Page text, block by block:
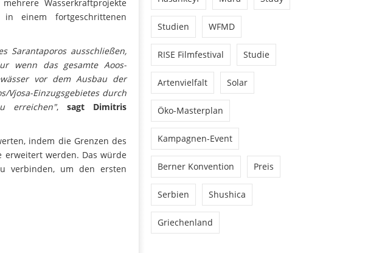
Wasserkraftprojekte
einem fortgeschrittenen
Sarantaporos ausschließen,
wenn das gesamte Aoos-
vor dem Ausbau der
Vjosa-Einzugsgebietes durch
erreichen", sagt Dimitris
indem die Grenzen des
erweitert werden. Das würde
verbinden, um den ersten
Studien WFMD
RISE Filmfestival Studie
Artenvielfalt Solar
Öko-Masterplan
Kampagnen-Event
Berner Konvention Preis
Serbien Shushica
Griechenland